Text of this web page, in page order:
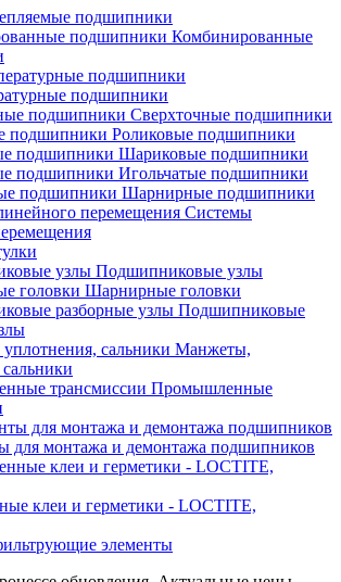
подшипники
Комбинированные
подшипники
Сверхточные подшипники
Роликовые подшипники
Шариковые подшипники
Игольчатые подшипники
Шарнирные подшипники
Системы
Подшипниковые узлы
Шарнирные головки
Подшипниковые
Манжеты,
Промышленные
для монтажа и демонтажа подшипников
клеи и герметики - LOCTITE,
элементы